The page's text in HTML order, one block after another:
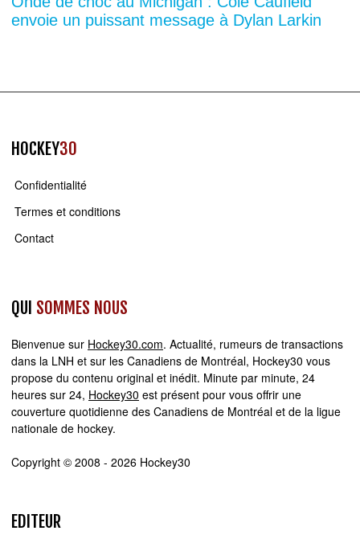
envoie un puissant message à Dylan Larkin
HOCKEY30
Confidentialité
Termes et conditions
Contact
QUI SOMMES NOUS
Bienvenue sur Hockey30.com. Actualité, rumeurs de transactions
dans la LNH et sur les Canadiens de Montréal, Hockey30 vous
propose du contenu original et inédit. Minute par minute, 24
heures sur 24, Hockey30 est présent pour vous offrir une
couverture quotidienne des Canadiens de Montréal et de la ligue
nationale de hockey.
Copyright © 2008 - 2026 Hockey30
EDITEUR